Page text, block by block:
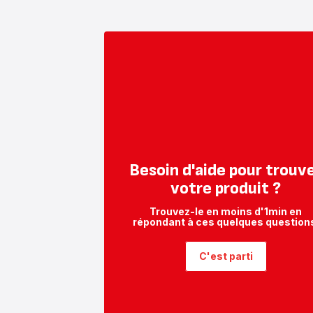
Besoin d'aide pour
votre produit ?
Trouvez-le en moins d'1min en
répondant à ces quelques
C'est parti